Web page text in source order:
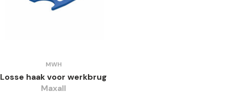
MWH
Losse haak voor werkbrug
Maxall